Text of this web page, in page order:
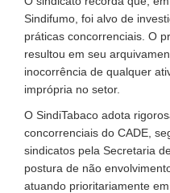
Sindifumo, foi alvo de
práticas concorrenciais. O
resultou em seu
inocorrência de qualquer
imprópria no setor.
O SindiTabaco adota
concorrenciais do CADE,
sindicatos pela Secretaria
postura de não
atuando prioritariamente